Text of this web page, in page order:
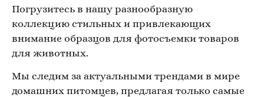
Погрузитесь в нашу разнообразную
коллекцию стильных и привлекающих
внимание образцов для фотосъемки товаров
для животных.
Мы следим за актуальными трендами в мире
домашних питомцев, предлагая только самые